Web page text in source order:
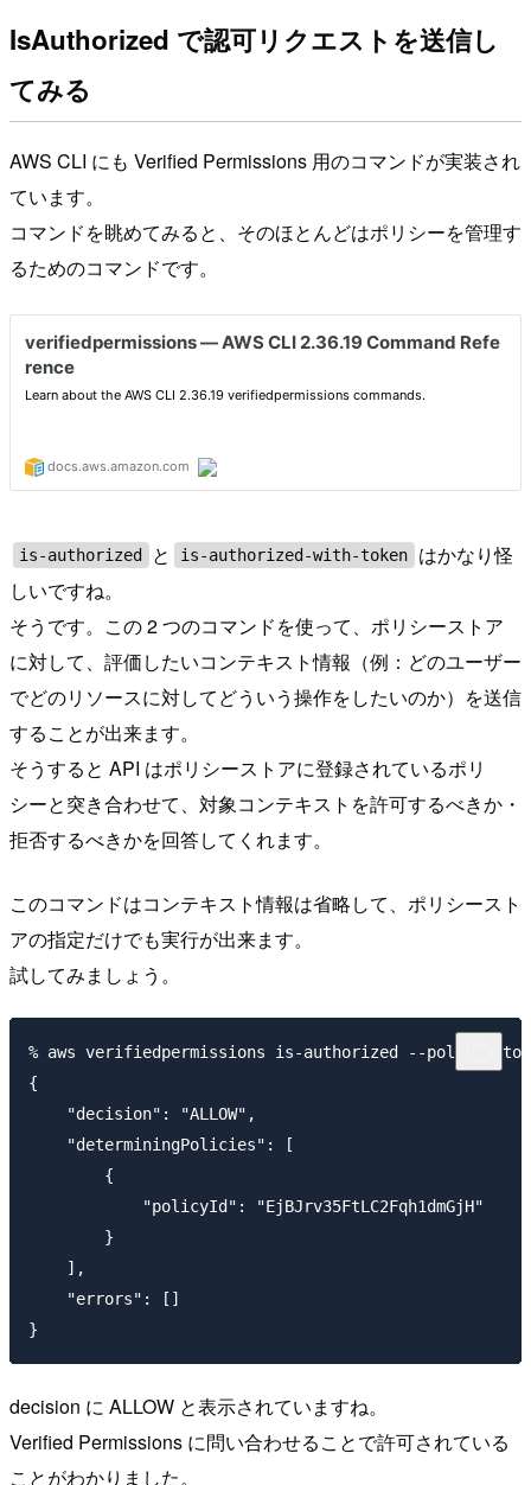
IsAuthorized で認可リクエストを送信し
てみる
AWS CLI にも Verified Permissions 用のコマンドが実装され
ています。
コマンドを眺めてみると、そのほとんどはポリシーを管理す
るためのコマンドです。
is-authorized と is-authorized-with-token
はかなり怪
しいですね。
そうです。この 2 つのコマンドを使って、ポリシーストア
に対して、評価したいコンテキスト情報（例：どのユーザー
でどのリソースに対してどういう操作をしたいのか）を送信
することが出来ます。
そうすると API はポリシーストアに登録されているポリ
シーと突き合わせて、対象コンテキストを許可するべきか・
拒否するべきかを回答してくれます。
このコマンドはコンテキスト情報は省略して、ポリシースト
アの指定だけでも実行が出来ます。
試してみましょう。
% aws verifiedpermissions is-authorized --policy-store-
{
    "decision": "ALLOW",
    "determiningPolicies": [
        {
            "policyId": "EjBJrv35FtLC2Fqh1dmGjH"
        }
    ],
    "errors": []
decision に ALLOW と表示されていますね。
Verified Permissions に問い合わせることで許可されている
ことがわかりました。